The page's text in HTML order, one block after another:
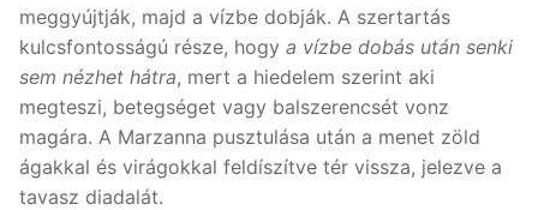
meggyújtják, majd a vízbe dobják. A szertartás
kulcsfontosságú része, hogy a vízbe dobás után senki
sem nézhet hátra, mert a hiedelem szerint aki
megteszi, betegséget vagy balszerencsét vonz
magára. A Marzanna pusztulása után a menet zöld
ágakkal és virágokkal feldíszítve tér vissza, jelezve a
tavasz diadalát.